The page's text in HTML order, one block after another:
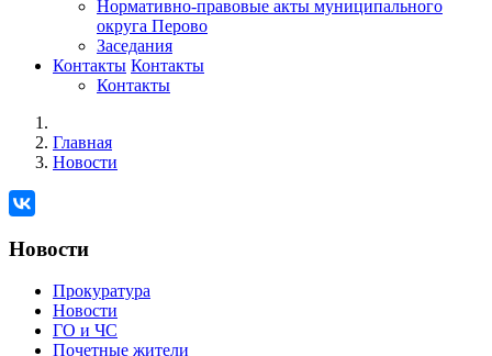
Нормативно-правовые акты муниципального
округа Перово
Заседания
Контакты Контакты
Контакты
Главная
Новости
Новости
Прокуратура
Новости
ГО и ЧС
Почетные жители